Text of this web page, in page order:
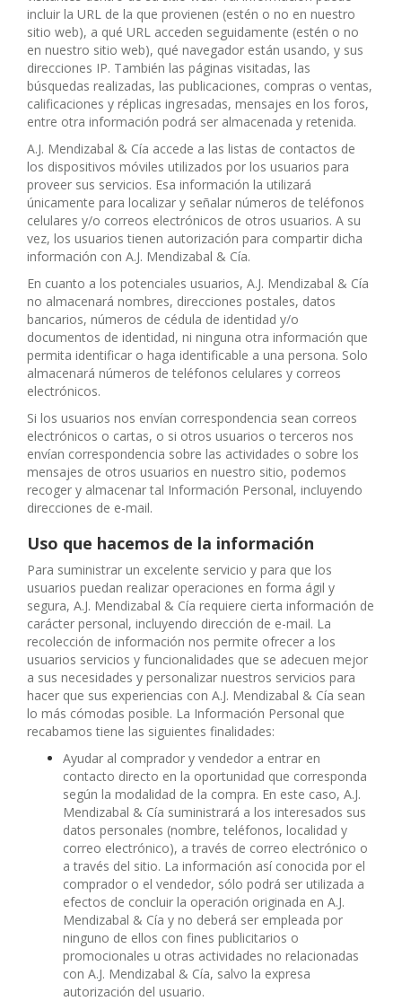
incluir la URL de la que provienen (estén o no en nuestro
sitio web), a qué URL acceden seguidamente (estén o no
en nuestro sitio web), qué navegador están usando, y sus
direcciones IP. También las páginas visitadas, las
búsquedas realizadas, las publicaciones, compras o ventas,
calificaciones y réplicas ingresadas, mensajes en los foros,
entre otra información podrá ser almacenada y retenida.
A.J. Mendizabal & Cía accede a las listas de contactos de
los dispositivos móviles utilizados por los usuarios para
proveer sus servicios. Esa información la utilizará
únicamente para localizar y señalar números de teléfonos
celulares y/o correos electrónicos de otros usuarios. A su
vez, los usuarios tienen autorización para compartir dicha
información con A.J. Mendizabal & Cía.
En cuanto a los potenciales usuarios, A.J. Mendizabal & Cía
no almacenará nombres, direcciones postales, datos
bancarios, números de cédula de identidad y/o
documentos de identidad, ni ninguna otra información que
permita identificar o haga identificable a una persona. Solo
almacenará números de teléfonos celulares y correos
electrónicos.
Si los usuarios nos envían correspondencia sean correos
electrónicos o cartas, o si otros usuarios o terceros nos
envían correspondencia sobre las actividades o sobre los
mensajes de otros usuarios en nuestro sitio, podemos
recoger y almacenar tal Información Personal, incluyendo
direcciones de e-mail.
Uso que hacemos de la información
Para suministrar un excelente servicio y para que los
usuarios puedan realizar operaciones en forma ágil y
segura, A.J. Mendizabal & Cía requiere cierta información de
carácter personal, incluyendo dirección de e-mail. La
recolección de información nos permite ofrecer a los
usuarios servicios y funcionalidades que se adecuen mejor
a sus necesidades y personalizar nuestros servicios para
hacer que sus experiencias con A.J. Mendizabal & Cía sean
lo más cómodas posible. La Información Personal que
recabamos tiene las siguientes finalidades:
Ayudar al comprador y vendedor a entrar en
contacto directo en la oportunidad que corresponda
según la modalidad de la compra. En este caso, A.J.
Mendizabal & Cía suministrará a los interesados sus
datos personales (nombre, teléfonos, localidad y
correo electrónico), a través de correo electrónico o
a través del sitio. La información así conocida por el
comprador o el vendedor, sólo podrá ser utilizada a
efectos de concluir la operación originada en A.J.
Mendizabal & Cía y no deberá ser empleada por
ninguno de ellos con fines publicitarios o
promocionales u otras actividades no relacionadas
con A.J. Mendizabal & Cía, salvo la expresa
autorización del usuario.